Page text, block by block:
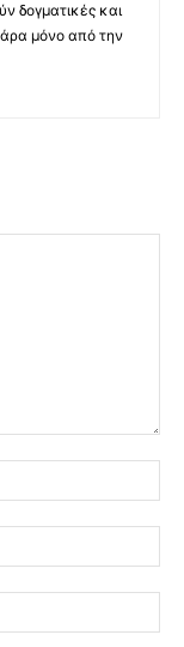
δογματικές και
μόνο από την